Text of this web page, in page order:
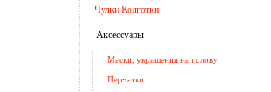
Чулки Колготки
Аксессуары
Маски, украшения на голову
Перчатки